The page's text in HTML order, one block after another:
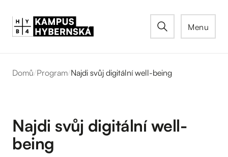
Menu
Domů/Program/Najdi svůj digitální well-being
Najdi svůj digitální well-
being